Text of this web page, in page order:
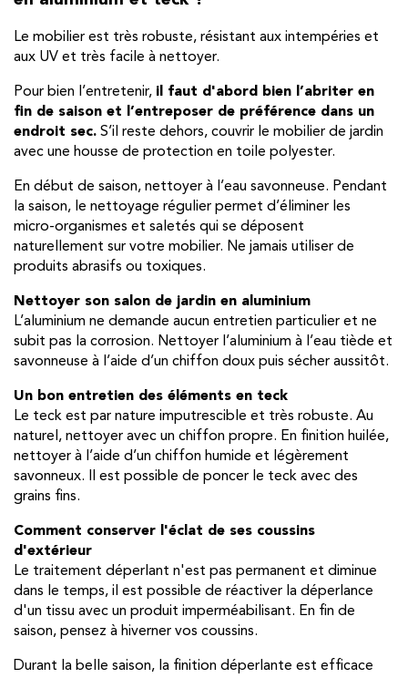
Le mobilier est très robuste, résistant aux intempéries et
aux UV et très facile à nettoyer.
Pour bien l’entretenir, il faut d'abord bien l’abriter en
fin de saison et l’entreposer de préférence dans un
endroit sec. S’il reste dehors, couvrir le mobilier de jardin
avec une housse de protection en toile polyester.
En début de saison, nettoyer à l’eau savonneuse. Pendant
la saison, le nettoyage régulier permet d’éliminer les
micro-organismes et saletés qui se déposent
naturellement sur votre mobilier. Ne jamais utiliser de
produits abrasifs ou toxiques.
Nettoyer son salon de jardin en aluminium
L’aluminium ne demande aucun entretien particulier et ne
subit pas la corrosion. Nettoyer l’aluminium à l’eau tiède et
savonneuse à l’aide d’un chiffon doux puis sécher aussitôt.
Un bon entretien des éléments en teck
Le teck est par nature imputrescible et très robuste. Au
naturel, nettoyer avec un chiffon propre. En finition huilée,
nettoyer à l’aide d’un chiffon humide et légèrement
savonneux. Il est possible de poncer le teck avec des
grains fins.
Comment conserver l'éclat de ses coussins
d'extérieur
Le traitement déperlant n'est pas permanent et diminue
dans le temps, il est possible de réactiver la déperlance
d'un tissu avec un produit imperméabilisant. En fin de
saison, pensez à hiverner vos coussins.
Durant la belle saison, la finition déperlante est efficace